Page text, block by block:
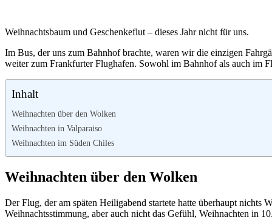
Weihnachtsbaum und Geschenkeflut – dieses Jahr nicht für uns.
Im Bus, der uns zum Bahnhof brachte, waren wir die einzigen
weiter zum Frankfurter Flughafen. Sowohl im Bahnhof als auch im
Inhalt
Weihnachten über den Wolken
Weihnachten in Valparaiso
Weihnachten im Süden Chiles
Weihnachten über den Wolken
Der Flug, der am späten Heiligabend startete hatte überhaupt
Weihnachtsstimmung, aber auch nicht das Gefühl, Weihnachten in